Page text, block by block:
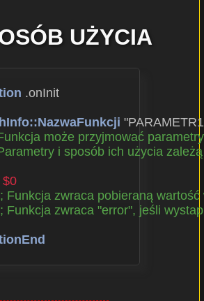
UŻYCIA
.onInit
może przyjmować parametry
i sposób ich użycia
$0
; Funkcja zwraca pobieraną
; Funkcja zwraca "error", jeśli